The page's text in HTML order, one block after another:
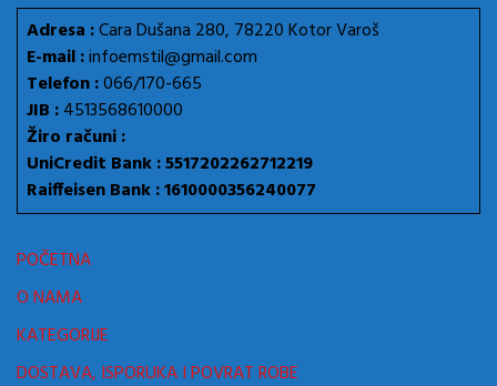
Adresa :Cara Dušana 280, 78220 Kotor Varoš
E-mail :infoemstil@gmail.com
Telefon :066/170-665
JIB :4513568610000
Žiro računi :
UniCredit Bank : 5517202262712219
Raiffeisen Bank : 1610000356240077
POČETNA
O NAMA
KATEGORIJE
DOSTAVA, ISPORUKA I POVRAT ROBE